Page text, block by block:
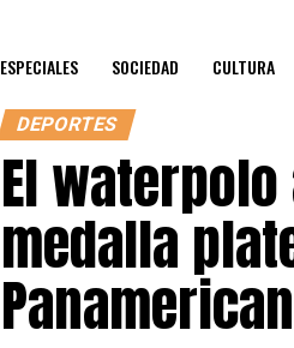
ESPECIALES SOCIEDAD CULTURA
DEPORTES
El
medalla